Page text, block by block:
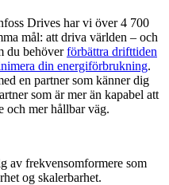
Drives har vi över 4 700
mål: att driva världen – och
du behöverförbättra drifttiden
din energiförbrukning.
en partner som känner dig
som är mer än kapabel att
och mer hållbar väg.
av frekvensomformere som
og skalerbarhet.